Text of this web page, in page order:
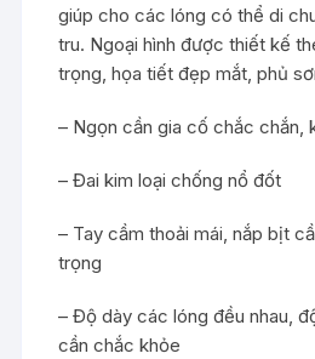
giúp cho các lóng có thể di
tru. Ngoại hình được thiết kế
trọng, họa tiết đẹp mắt, phủ
– Ngọn cần gia cố chắc chắn,
– Đai kim loại chống nổ đốt
– Tay cầm thoải mái, nắp bịt
trọng
– Độ dày các lóng đều nhau,
cần chắc khỏe